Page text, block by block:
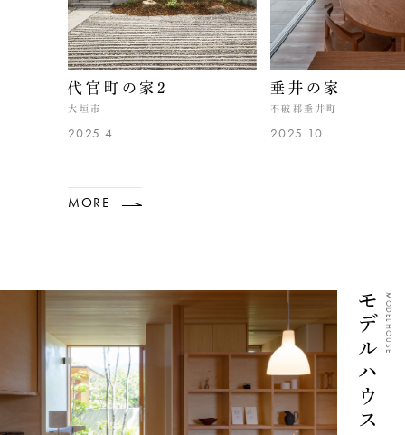
代官町の家2
大垣市
2025.4
垂井の家
不破郡垂井町
2025.10
MORE
モデルハウスMODEL HOUSE